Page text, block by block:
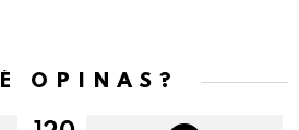
OPINAS?